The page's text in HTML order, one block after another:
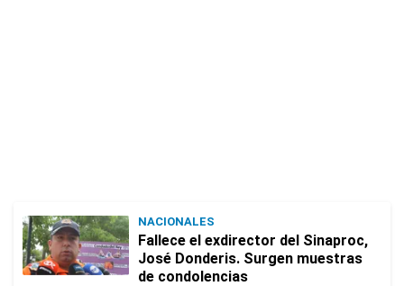
NACIONALES
Fallece el exdirector del Sinaproc,
José Donderis. Surgen muestras
de condolencias